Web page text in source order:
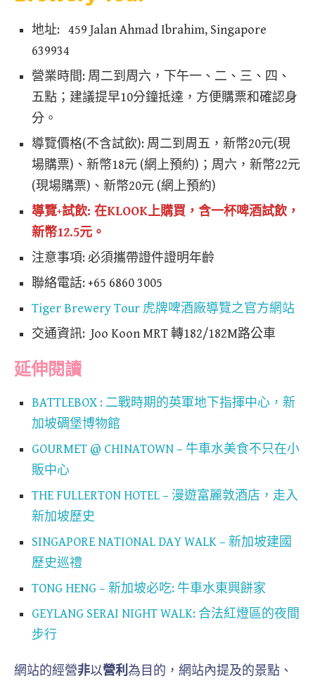
地址: 459 Jalan Ahmad Ibrahim, Singapore
639934
營業時間: 周二到周六，下午一、二、三、四、
五點；建議提早10分鐘抵達，方便購票和確認身
分。
導覽價格(不含試飲): 周二到周五，新幣20元(現
場購票)、新幣18元 (網上預約)；周六，新幣22元
(現場購票)、新幣20元 (網上預約)
導覽+試飲: 在KLOOK上購買，含一杯啤酒試飲，
新幣12.5元。
注意事項: 必須攜帶證件證明年齡
聯絡電話: +65 6860 3005
Tiger Brewery Tour 虎牌啤酒廠導覽之官方網站
交通資訊: Joo Koon MRT 轉182/182M路公車
延伸閱讀
BATTLEBOX : 二戰時期的英軍地下指揮中心，新
加坡碉堡博物館
GOURMET @ CHINATOWN – 牛車水美食不只在小
販中心
THE FULLERTON HOTEL – 漫遊富麗敦酒店，走入
新加坡歷史
SINGAPORE NATIONAL DAY WALK – 新加坡建國
歷史巡禮
TONG HENG – 新加坡必吃: 牛車水東興餅家
GEYLANG SERAI NIGHT WALK: 合法紅燈區的夜間
步行
網站的經營非以營利 為目的，網站內提及的景點、